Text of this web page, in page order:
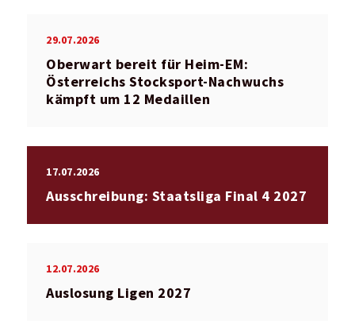
29.07.2026
Oberwart bereit für Heim-EM:
Österreichs Stocksport-Nachwuchs
kämpft um 12 Medaillen
17.07.2026
Ausschreibung: Staatsliga Final 4 2027
12.07.2026
Auslosung Ligen 2027